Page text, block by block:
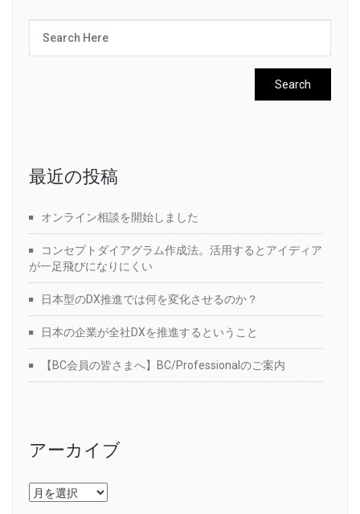
最近の投稿
オンライン相談を開始しました
コンセプトダイアグラム作成法。活用するとアイディア
が一足飛びになりにくい
日本型のDX推進では何を変化させるのか？
日本の企業が全社DXを推進するということ
【BC会員の皆さまへ】BC/Professionalのご案内
アーカイブ
ア
ー